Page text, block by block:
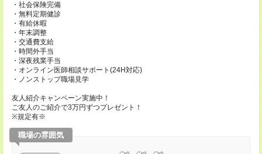
・社会保険完備
・無料定期健診
・有給休暇
・年末調整
・交通費支給
・時間外手当
・深夜残業手当
・オンライン医師相談サポート(24H対応)
・ノンストップ職場見学
友人紹介キャンペーン実施中！
ご友人のご紹介で3万円ずつプレゼント！
※規定有※
職場の雰囲気